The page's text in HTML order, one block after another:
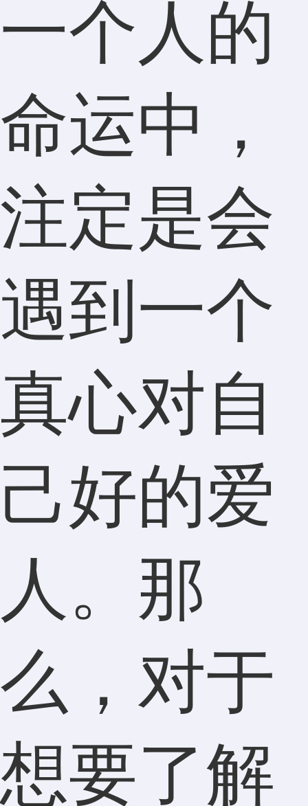
一个人的
命运中，
注定是会
遇到一个
真心对自
己好的爱
人。那
么，对于
想要了解